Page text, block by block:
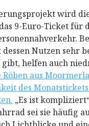
wird
9-Euro-Ticket für
Nutzen sehr
gibt, helfen auch
Röben aus
des
„Es ist
sei sie häufig